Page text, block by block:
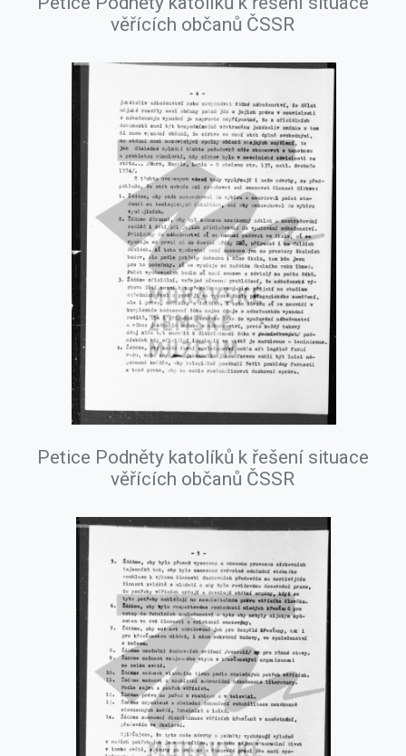
věřících občanů ČSSR
Petice Podněty katolíků k řešení situace
věřících občanů ČSSR